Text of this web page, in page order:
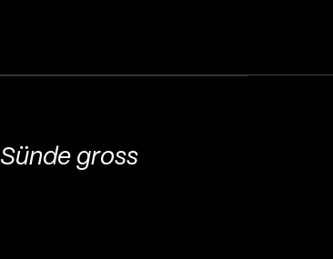
gross